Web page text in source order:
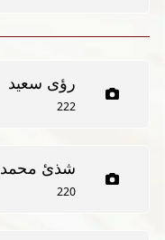
رؤى سعيد
222
شذئ محمد
220